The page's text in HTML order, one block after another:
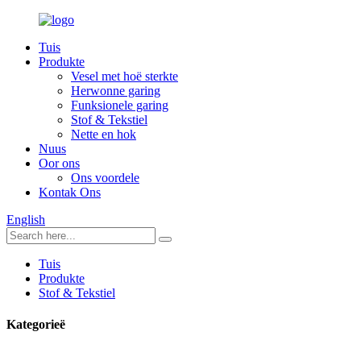
Tuis
Produkte
Vesel met hoë sterkte
Herwonne garing
Funksionele garing
Stof & Tekstiel
Nette en hok
Nuus
Oor ons
Ons voordele
Kontak Ons
English
Tuis
Produkte
Stof & Tekstiel
Kategorieë